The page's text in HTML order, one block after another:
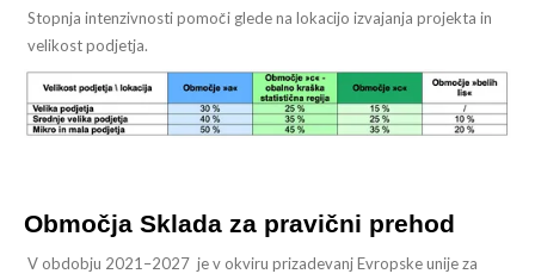
Stopnja intenzivnosti pomoči glede na lokacijo izvajanja projekta in
velikost podjetja.
Območja Sklada za pravični prehod
V obdobju 2021–2027 je v okviru prizadevanj Evropske unije za